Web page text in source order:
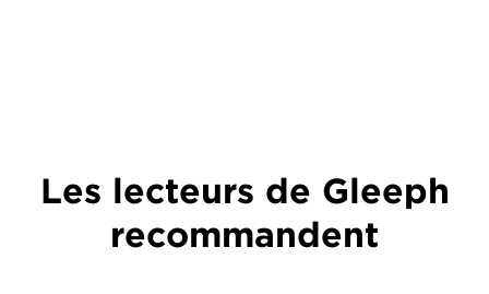
Les lecteurs de Gleeph
recommandent